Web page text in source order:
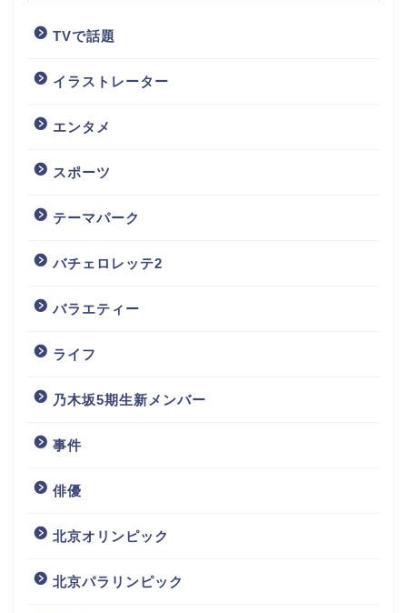
TVで話題
イラストレーター
エンタメ
スポーツ
テーマパーク
バチェロレッテ2
バラエティー
ライフ
乃木坂5期生新メンバー
事件
俳優
北京オリンピック
北京パラリンピック